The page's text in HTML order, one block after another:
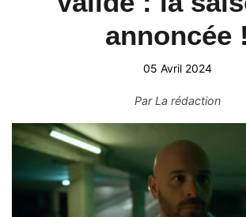
annoncée !
05 Avril 2024
ParLa rédaction